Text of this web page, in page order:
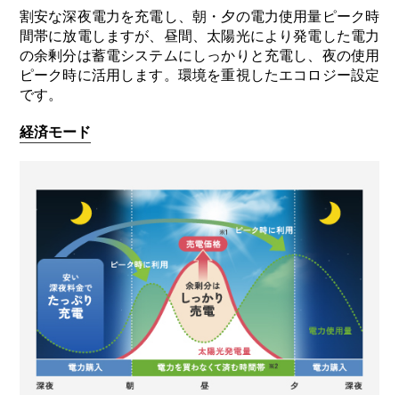
割安な深夜電力を充電し、朝・夕の電力使用量ピーク時
間帯に放電しますが、昼間、太陽光により発電した電力
の余剰分は蓄電システムにしっかりと充電し、夜の使用
ピーク時に活用します。環境を重視したエコロジー設定
です。
経済モード